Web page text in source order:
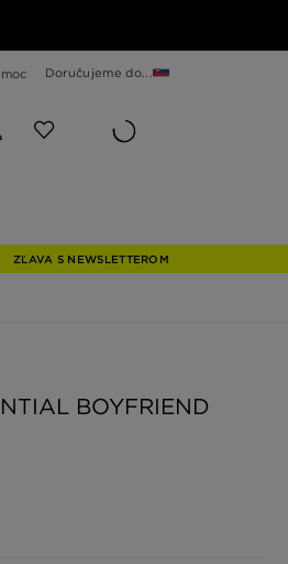
Doručujeme do...
ZĽAVA S NEWSLETTEROM
BOYFRIEND